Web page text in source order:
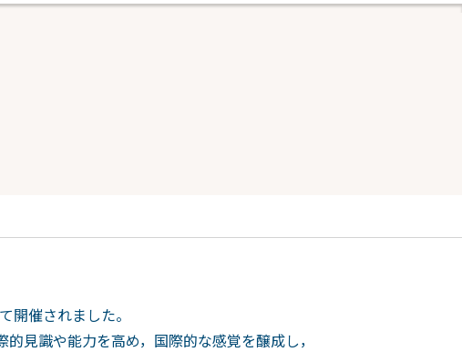
催されました。
見識や能力を高め，国際的な感覚を醸成し，